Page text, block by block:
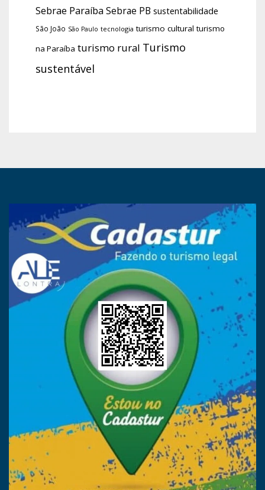
Sebrae Paraíba Sebrae PB sustentabilidade
São João São Paulo tecnologia turismo cultural turismo
na Paraíba turismo rural Turismo
sustentável